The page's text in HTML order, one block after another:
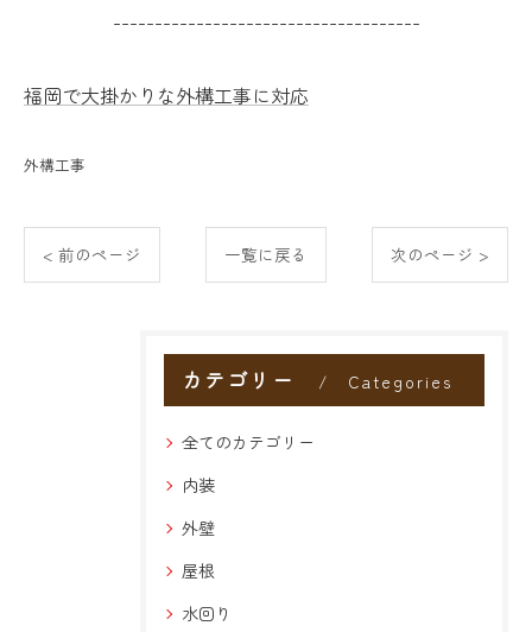
-------------------------------------
福岡で大掛かりな外構工事に対応
外構工事
< 前のページ 一覧に戻る 次のページ >
カテゴリー Categories
全てのカテゴリー
内装
外壁
屋根
水回り